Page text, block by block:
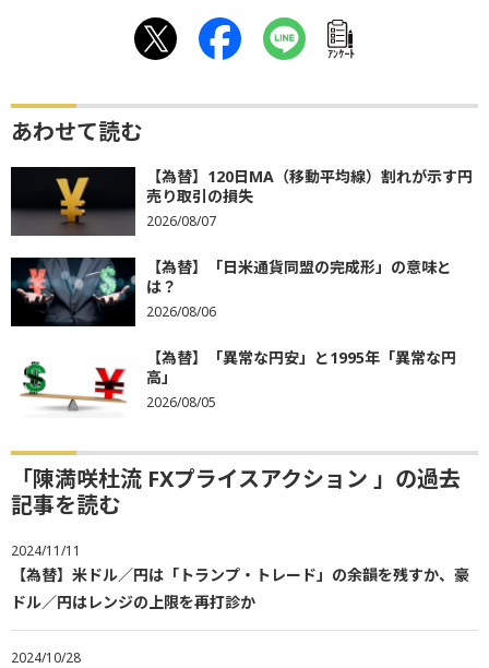
ｱﾝｹｰﾄ
あわせて読む
【為替】120日MA（移動平均線）割れが示す円
売り取引の損失
2026/08/07
【為替】「日米通貨同盟の完成形」の意味と
は？
2026/08/06
【為替】「異常な円安」と1995年「異常な円
高」
2026/08/05
「陳満咲杜流 FXプライスアクション 」の過去
記事を読む
2024/11/11
【為替】米ドル／円は「トランプ・トレード」の余韻を残すか、豪
ドル／円はレンジの上限を再打診か
2024/10/28